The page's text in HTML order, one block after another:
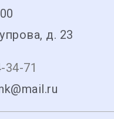
д. 23
34-71